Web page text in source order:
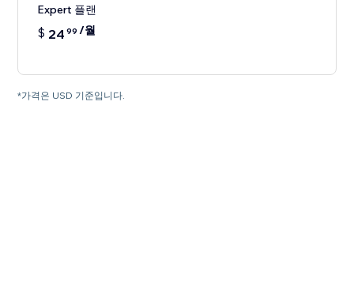
Expert 플랜
$ 24 99 /월
*가격은 USD 기준입니다.